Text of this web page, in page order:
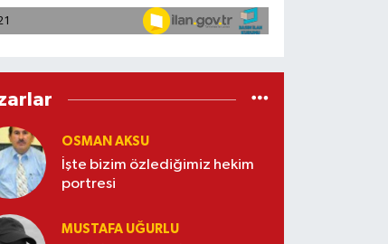
OSMAN AKSU
İşte bizim özlediğimiz hekim
portresi
MUSTAFA UĞURLU